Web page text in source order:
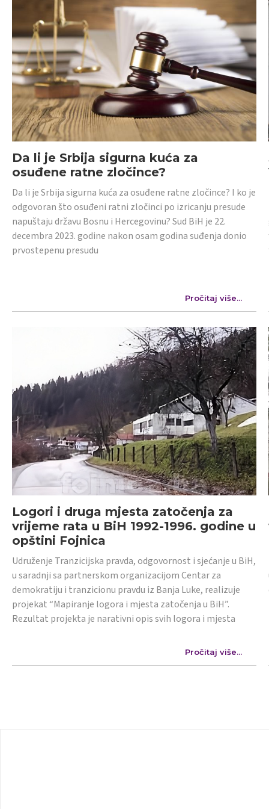
Da li je Srbija sigurna kuća za
osuđene ratne zločince?
Da li je Srbija sigurna kuća za osuđene ratne zločince? I ko je
odgovoran što osuđeni ratni zločinci po izricanju presude
napuštaju državu Bosnu i Hercegovinu? Sud BiH je 22.
decembra 2023. godine nakon osam godina suđenja donio
prvostepenu presudu
Pročitaj više...
Logori i druga mjesta zatočenja za
vrijeme rata u BiH 1992-1996. godine u
opštini Fojnica
Udruženje Tranzicijska pravda, odgovornost i sjećanje u BiH,
u saradnji sa partnerskom organizacijom Centar za
demokratiju i tranzicionu pravdu iz Banja Luke, realizuje
projekat “Mapiranje logora i mjesta zatočenja u BiH”.
Rezultat projekta je narativni opis svih logora i mjesta
Pročitaj više...